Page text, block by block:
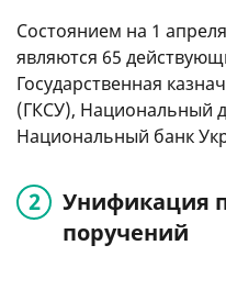
Состоянием на 1
являются 65
Государственная
(ГКСУ), Национальный
Национальный банк
Унификация
поручений